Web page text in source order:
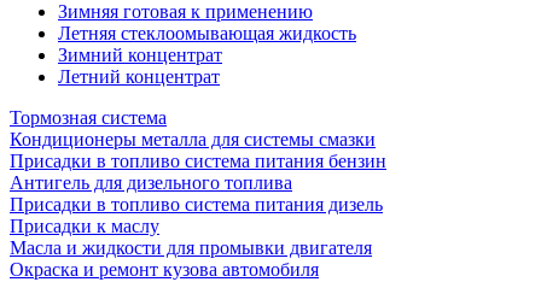
Зимняя готовая к применению
Летняя стеклоомывающая жидкость
Зимний концентрат
Летний концентрат
Тормозная система
Кондиционеры металла для системы смазки
Присадки в топливо система питания бензин
Антигель для дизельного топлива
Присадки в топливо система питания дизель
Присадки к маслу
Масла и жидкости для промывки двигателя
Окраска и ремонт кузова автомобиля